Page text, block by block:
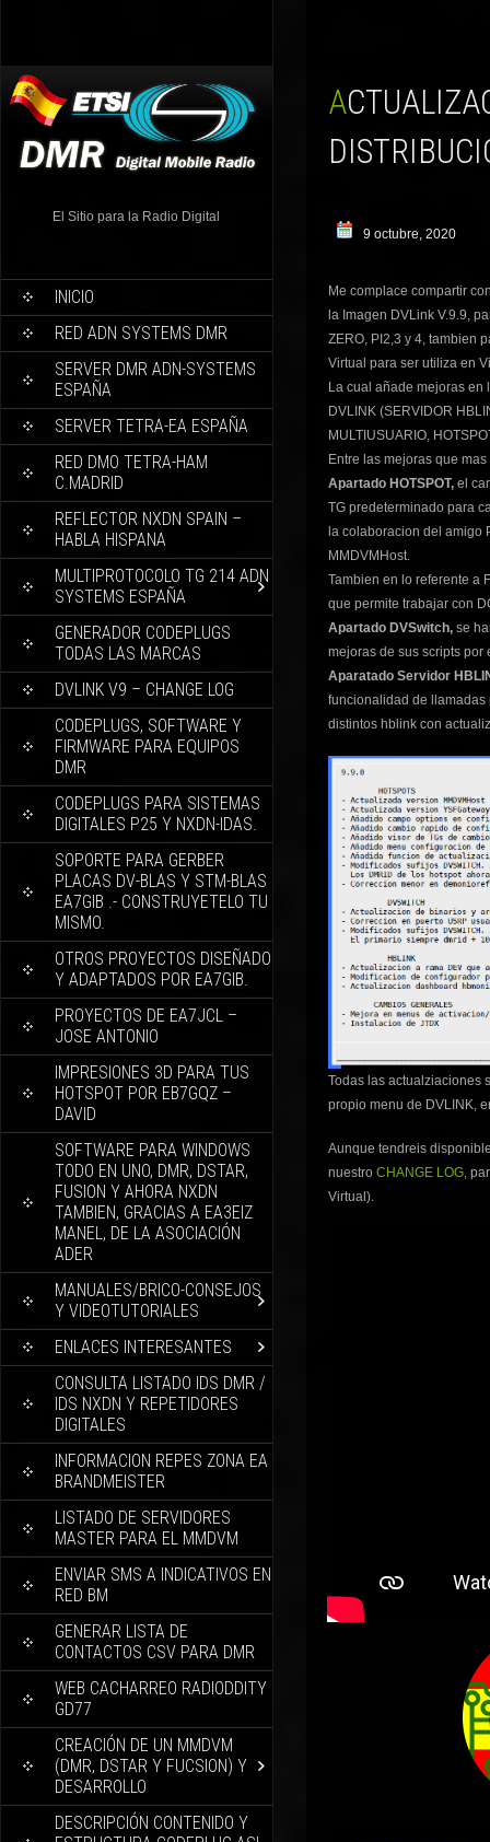
El Sitio para la Radio Digital
INICIO
RED ADN SYSTEMS DMR
SERVER DMR ADN-SYSTEMS
ESPAÑA
SERVER TETRA-EA ESPAÑA
RED DMO TETRA-HAM
C.MADRID
REFLECTOR NXDN SPAIN –
HABLA HISPANA
MULTIPROTOCOLO TG 214 ADN
SYSTEMS ESPAÑA
GENERADOR CODEPLUGS
TODAS LAS MARCAS
DVLINK V9 – CHANGE LOG
CODEPLUGS, SOFTWARE Y
FIRMWARE PARA EQUIPOS
DMR
CODEPLUGS PARA SISTEMAS
DIGITALES P25 Y NXDN-IDAS.
SOPORTE PARA GERBER
PLACAS DV-BLAS Y STM-BLAS
EA7GIB .- CONSTRUYETELO TU
MISMO.
OTROS PROYECTOS DISEÑADO
Y ADAPTADOS POR EA7GIB.
PROYECTOS DE EA7JCL –
JOSE ANTONIO
IMPRESIONES 3D PARA TUS
HOTSPOT POR EB7GQZ –
DAVID
SOFTWARE PARA WINDOWS
TODO EN UNO, DMR, DSTAR,
FUSION Y AHORA NXDN
TAMBIEN, GRACIAS A EA3EIZ
MANEL, DE LA ASOCIACIÓN
ADER
MANUALES/BRICO-CONSEJOS
Y VIDEOTUTORIALES
ENLACES INTERESANTES
CONSULTA LISTADO IDS DMR /
IDS NXDN Y REPETIDORES
DIGITALES
INFORMACION REPES ZONA EA
BRANDMEISTER
LISTADO DE SERVIDORES
MASTER PARA EL MMDVM
ENVIAR SMS A INDICATIVOS EN
RED BM
GENERAR LISTA DE
CONTACTOS CSV PARA DMR
WEB CACHARREO RADIODDITY
GD77
CREACIÓN DE UN MMDVM
(DMR, DSTAR Y FUCSION) Y
DESARROLLO
DESCRIPCIÓN CONTENIDO Y
ACTUALIZACION IMAGEN DVLINK V.9.9 EN TODAS SUS
9 octubre, 2020
Me complace compartir
la Imagen DVLink V.9.9,
ZERO, PI2,3 y 4, tambien
Virtual para ser utiliza en
La cual añade mejoras en
DVLINK (SERVIDOR
MULTIUSUARIO,
Entre las mejoras que
Apartado HOTSPOT, el
TG predeterminado para
la colaboracion del amigo
MMDVMHost.
Tambien en lo referente a
que permite trabajar con
Apartado DVSwitch, se
mejoras de sus scripts por
Aparatado Servidor
funcionalidad de llamadas
distintos hblink con
Todas las actualziaciones
propio menu de DVLINK,
Aunque tendreis
nuestro CHANGE LOG ,
Virtual).